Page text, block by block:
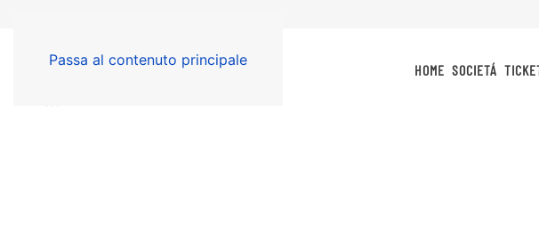
Passa al contenuto principale
HOME SOCIETÁ